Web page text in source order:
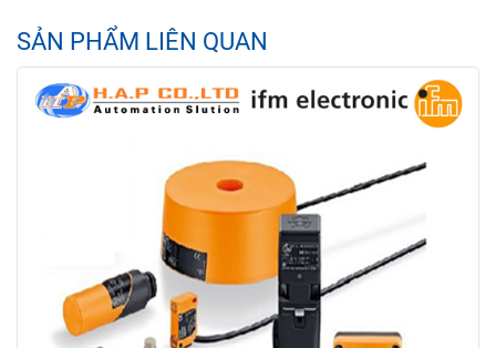
SẢN PHẨM LIÊN QUAN